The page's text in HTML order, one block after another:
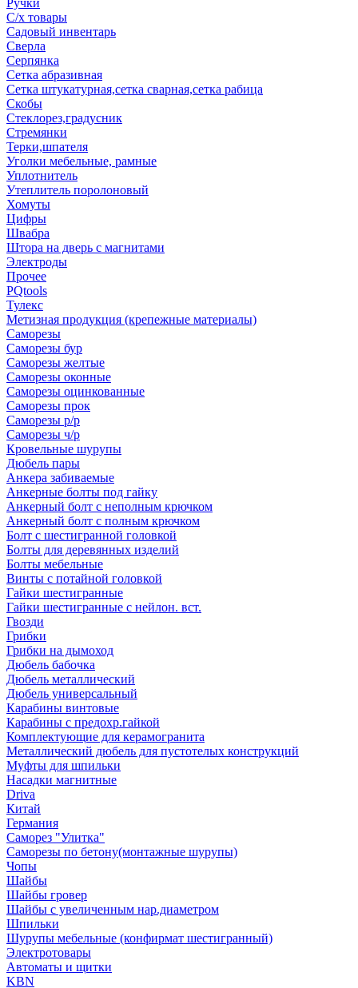
Ручки
С/х товары
Садовый инвентарь
Сверла
Серпянка
Сетка абразивная
Сетка штукатурная,сетка сварная,сетка рабица
Скобы
Стеклорез,градусник
Стремянки
Терки,шпателя
Уголки мебельные, рамные
Уплотнитель
Утеплитель поролоновый
Хомуты
Цифры
Швабра
Штора на дверь с магнитами
Электроды
Прочее
PQtools
Тулекс
Метизная продукция (крепежные материалы)
Саморезы
Саморезы бур
Саморезы желтые
Саморезы оконные
Саморезы оцинкованные
Саморезы прок
Саморезы р/р
Саморезы ч/р
Кровельные шурупы
Дюбель пары
Анкера забиваемые
Анкерные болты под гайку
Анкерный болт с неполным крючком
Анкерный болт с полным крючком
Болт с шестигранной головкой
Болты для деревянных изделий
Болты мебельные
Винты с потайной головкой
Гайки шестигранные
Гайки шестигранные с нейлон. вст.
Гвозди
Грибки
Грибки на дымоход
Дюбель бабочка
Дюбель металлический
Дюбель универсальный
Карабины винтовые
Карабины с предохр.гайкой
Комплектующие для керамогранита
Металлический дюбель для пустотелых конструкций
Муфты для шпильки
Насадки магнитные
Driva
Китай
Германия
Саморез "Улитка"
Саморезы по бетону(монтажные шурупы)
Чопы
Шайбы
Шайбы гровер
Шайбы с увеличенным нар.диаметром
Шпильки
Шурупы мебельные (конфирмат шестигранный)
Электротовары
Автоматы и щитки
KBN